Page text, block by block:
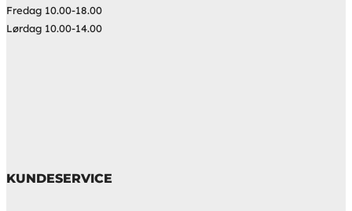
Fredag 10.00-18.00
Lørdag 10.00-14.00
KUNDESERVICE